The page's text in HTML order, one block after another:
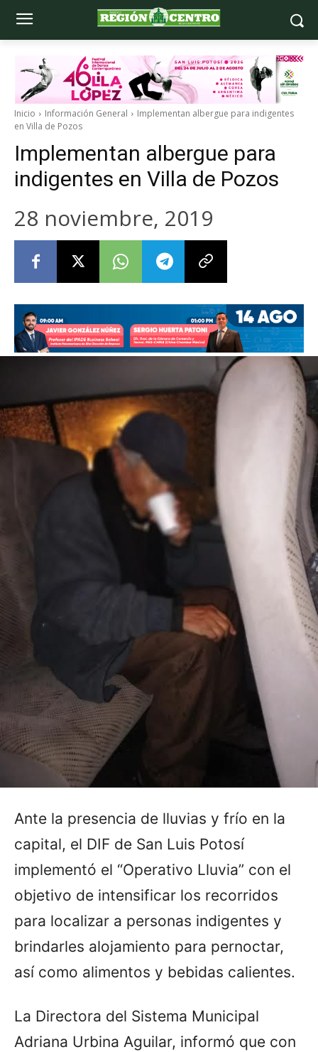
Inicio Información General
Implementan albergue para indigentes
en Villa de Pozos
Implementan albergue para
indigentes en Villa de Pozos
28 noviembre, 2019
Ante la presencia de lluvias y frío en la
capital, el DIF de San Luis Potosí
implementó el “Operativo Lluvia” con el
objetivo de intensificar los recorridos
para localizar a personas indigentes y
brindarles alojamiento para pernoctar,
así como alimentos y bebidas calientes.
La Directora del Sistema Municipal
Adriana Urbina Aguilar, informó que con